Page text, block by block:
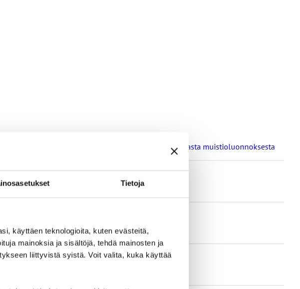
Tietoja
käyttäen teknologioita, kuten evästeitä,
mainoksia ja sisältöjä, tehdä mainosten ja
liittyvistä syistä. Voit valita, kuka käyttää
koulujen ja oppilaitosten loma-aikoja koskevasta muistioluonnoksesta